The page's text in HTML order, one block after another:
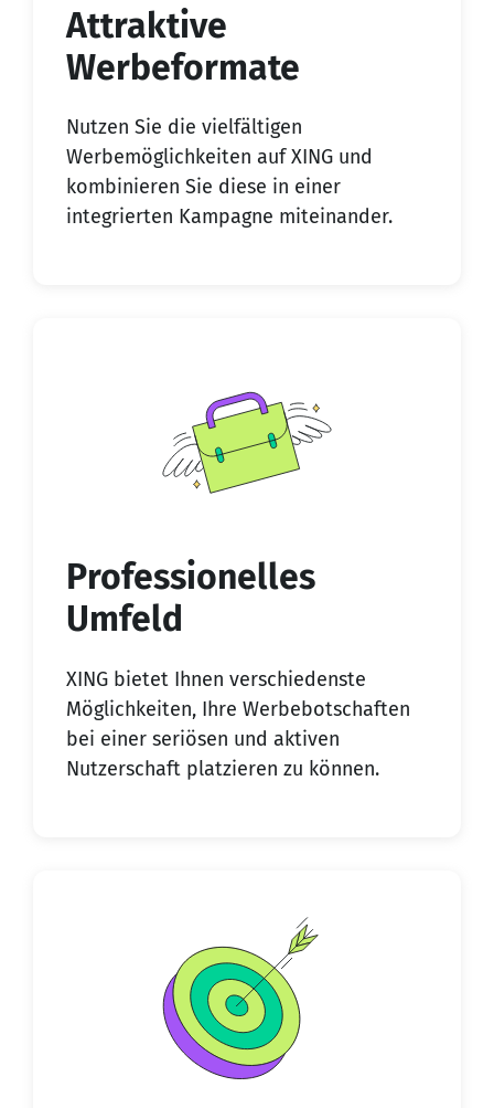
Attraktive
Werbeformate
Nutzen Sie die vielfältigen
Werbemöglichkeiten auf XING und
kombinieren Sie diese in einer
integrierten Kampagne miteinander.
Professionelles
Umfeld
XING bietet Ihnen verschiedenste
Möglichkeiten, Ihre Werbebotschaften
bei einer seriösen und aktiven
Nutzerschaft platzieren zu können.